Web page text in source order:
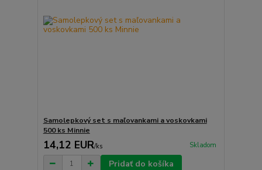
Samolepkový set s maľovankami a voskovkami
500 ks Minnie
14,12 EUR/ks Skladom
Pridať do košíka